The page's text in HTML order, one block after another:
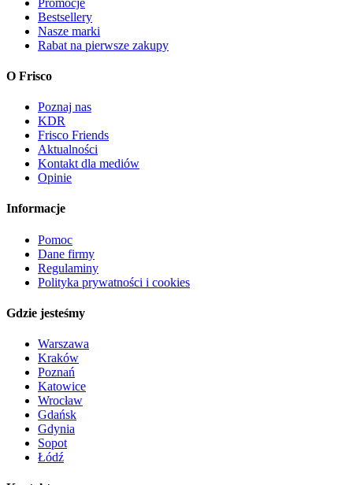
Bestsellery
Nasze marki
Rabat na pierwsze zakupy
O Frisco
Poznaj nas
KDR
Frisco Friends
Aktualności
Kontakt dla mediów
Opinie
Informacje
Pomoc
Dane firmy
Regulaminy
Polityka prywatności i cookies
Gdzie jesteśmy
Warszawa
Kraków
Poznań
Katowice
Wrocław
Gdańsk
Gdynia
Sopot
Łódź